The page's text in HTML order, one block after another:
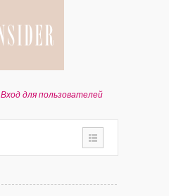
Вход для пользователей